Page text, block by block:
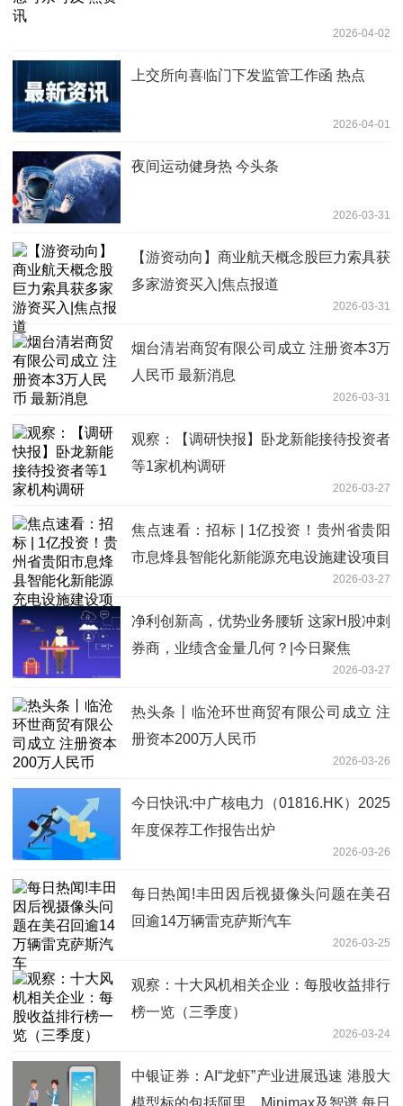
2026-04-02
上交所向喜临门下发监管工作函 热点
2026-04-01
夜间运动健身热 今头条
2026-03-31
【游资动向】商业航天概念股巨力索具获
多家游资买入|焦点报道
2026-03-31
烟台清岩商贸有限公司成立 注册资本3万
人民币 最新消息
2026-03-31
观察：【调研快报】卧龙新能接待投资者
等1家机构调研
2026-03-27
焦点速看：招标 | 1亿投资！贵州省贵阳
市息烽县智能化新能源充电设施建设项目
2026-03-27
净利创新高，优势业务腰斩 这家H股冲刺
券商，业绩含金量几何？|今日聚焦
2026-03-27
热头条丨临沧环世商贸有限公司成立 注
册资本200万人民币
2026-03-26
今日快讯:中广核电力（01816.HK）2025
年度保荐工作报告出炉
2026-03-26
每日热闻!丰田因后视摄像头问题在美召
回逾14万辆雷克萨斯汽车
2026-03-25
观察：十大风机相关企业：每股收益排行
榜一览（三季度）
2026-03-24
中银证券：AI“龙虾”产业进展迅速 港股大